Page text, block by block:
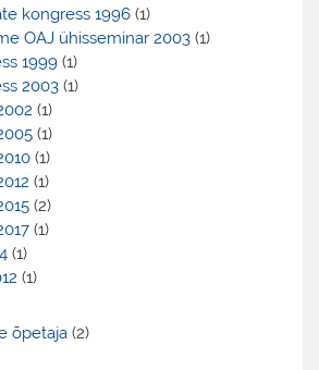
kongress 1996(1)
OAJ ühisseminar 2003(1)
1999(1)
2003(1)
(1)
(1)
(1)
(1)
(2)
(1)
(1)
(1)
õpetaja(2)